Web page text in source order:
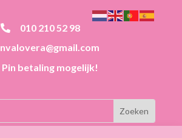
 010 210 52 98
nvalovera@gmail.com
Pin betaling mogelijk!